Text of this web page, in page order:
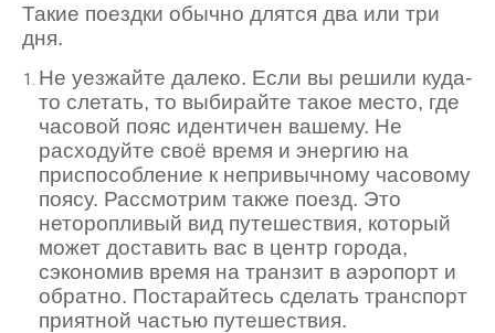
Такие поездки обычно длятся два или три
дня.
Не уезжайте далеко. Если вы решили куда-
то слетать, то выбирайте такое место, где
часовой пояс идентичен вашему. Не
расходуйте своё время и энергию на
приспособление к непривычному часовому
поясу. Рассмотрим также поезд. Это
неторопливый вид путешествия, который
может доставить вас в центр города,
сэкономив время на транзит в аэропорт и
обратно. Постарайтесь сделать транспорт
приятной частью путешествия.